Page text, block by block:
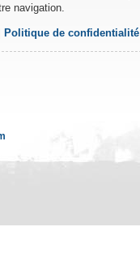
navigation.
Politique de confidentialité